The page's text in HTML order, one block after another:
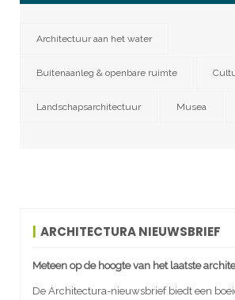
Architectuur aan het water
Buitenaanleg & openbare ruimte
Landschapsarchitectuur Musea
ARCHITECTURA NIEUWSBRIEF
Meteen op de hoogte van het laatste
De Architectura-nieuwsbrief biedt een